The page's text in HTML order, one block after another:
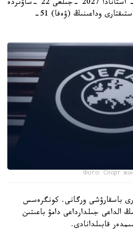
استانا. KAZINFORM - استانادا 2027 -جىلعى 22 -ساۋىردە
ەۋروپالىق فۋتبول قاۋىمداستىقتارى وداعىنىڭ (ۋەفا) 51-
Фото: Спорт
باسقارۋشى ورگانى. كونگرەسس
الداعى جىلدارداعى دامۋ باعىتىن
قابىلدانادى.